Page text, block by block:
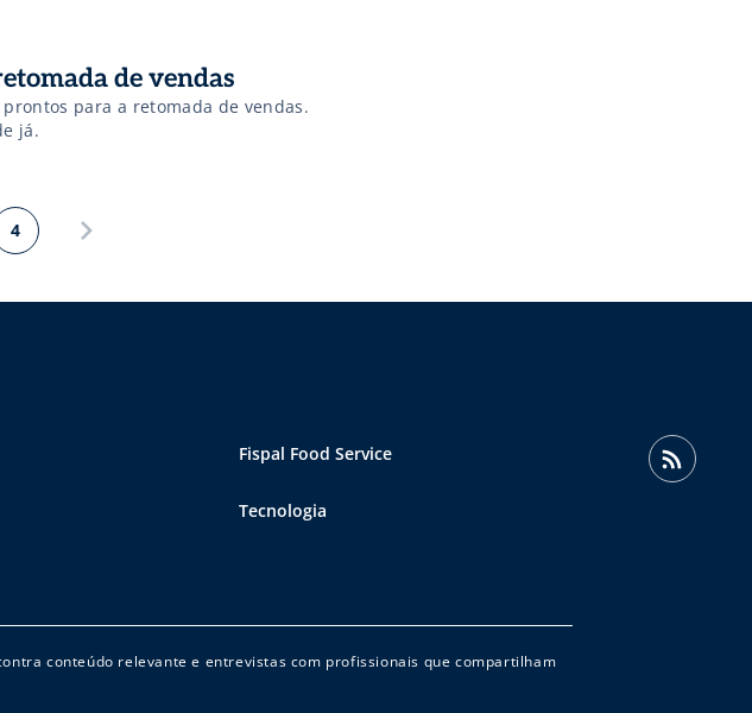
de vendas
para a retomada de vendas.
já.
4
Fispal Food Service
Tecnologia
conteúdo relevante e entrevistas com profissionais que compartilham